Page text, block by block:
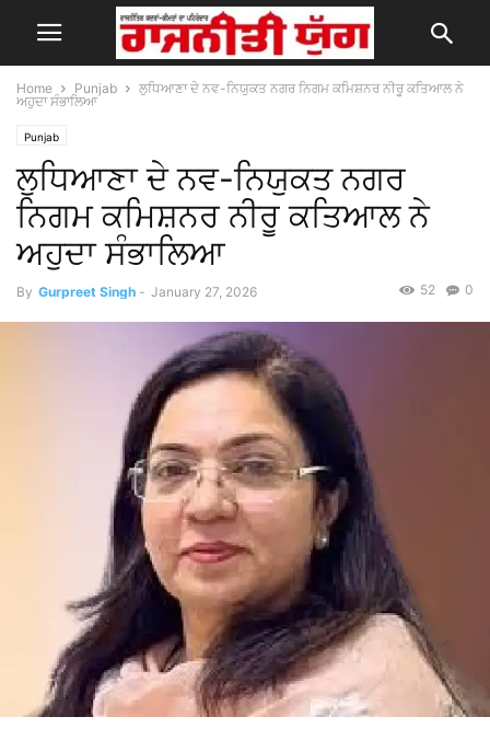
Home Punjab
ਲੁਧਿਆਣਾ ਦੇ ਨਵ-ਨਿਯੁਕਤ ਨਗਰ ਨਿਗਮ ਕਮਿਸ਼ਨਰ ਨੀਰੂ ਕਤਿਆਲ ਨੇ
ਅਹੁਦਾ ਸੰਭਾਲਿਆ
Punjab
ਲੁਧਿਆਣਾ ਦੇ ਨਵ-ਨਿਯੁਕਤ ਨਗਰ
ਨਿਗਮ ਕਮਿਸ਼ਨਰ ਨੀਰੂ ਕਤਿਆਲ ਨੇ
ਅਹੁਦਾ ਸੰਭਾਲਿਆ
By Gurpreet Singh - January 27, 2026 0
52